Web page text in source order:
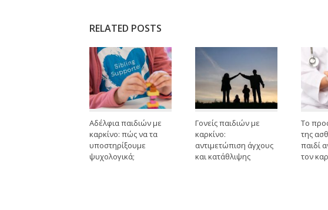
RELATED POSTS
Αδέλφια παιδιών με
καρκίνο: πώς να τα
υποστηρίξουμε
ψυχολογικά;
Γονείς παιδιών με
καρκίνο:
αντιμετώπιση άγχους
και κατάθλιψης
Το
της
παιδί
τον